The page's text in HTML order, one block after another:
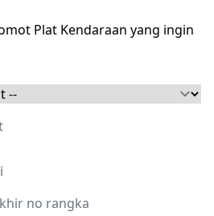
Plat Kendaraan yang ingin